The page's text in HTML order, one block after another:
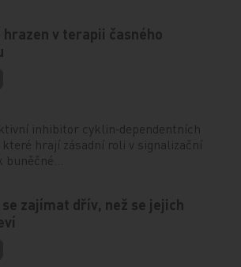
v terapii časného
inhibitor cyklin‑dependentních
které hrají zásadní roli v signalizační
zajímat dřív, než se jejich